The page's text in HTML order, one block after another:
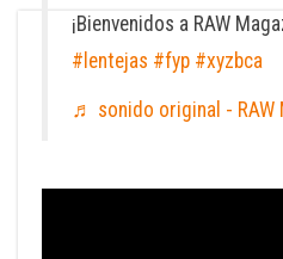
¡Bienvenidos a RAW
#lentejas #fyp #xyzbca
♬ sonido original - RAW